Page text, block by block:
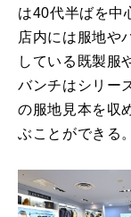
は40代半ばを中
店内には服地や
している既製服
バンチはシリー
の服地見本を収
ぶことができる。